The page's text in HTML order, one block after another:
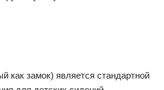
как замок) является стандартной